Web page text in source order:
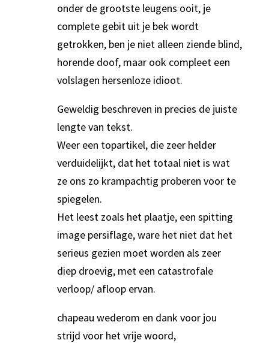
onder de grootste leugens ooit, je
complete gebit uit je bek wordt
getrokken, ben je niet alleen ziende blind,
horende doof, maar ook compleet een
volslagen hersenloze idioot.
Geweldig beschreven in precies de juiste
lengte van tekst.
Weer een topartikel, die zeer helder
verduidelijkt, dat het totaal niet is wat
ze ons zo krampachtig proberen voor te
spiegelen.
Het leest zoals het plaatje, een spitting
image persiflage, ware het niet dat het
serieus gezien moet worden als zeer
diep droevig, met een catastrofale
verloop/ afloop ervan.
chapeau wederom en dank voor jou
strijd voor het vrije woord,